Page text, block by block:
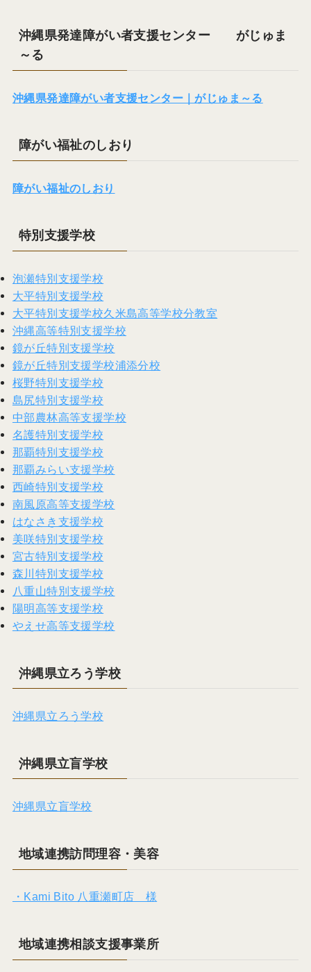
沖縄県発達障がい者支援センター がじゅま
～る
沖縄県発達障がい者支援センター｜がじゅま～る
障がい福祉のしおり
障がい福祉のしおり
特別支援学校
泡瀬特別支援学校
大平特別支援学校
大平特別支援学校久米島高等学校分教室
沖縄高等特別支援学校
鏡が丘特別支援学校
鏡が丘特別支援学校浦添分校
桜野特別支援学校
島尻特別支援学校
中部農林高等支援学校
名護特別支援学校
那覇特別支援学校
那覇みらい支援学校
西崎特別支援学校
南風原高等支援学校
はなさき支援学校
美咲特別支援学校
宮古特別支援学校
森川特別支援学校
八重山特別支援学校
陽明高等支援学校
やえせ高等支援学校
沖縄県立ろう学校
沖縄県立ろう学校
沖縄県立盲学校
沖縄県立盲学校
地域連携訪問理容・美容
・Kami Bito 八重瀬町店 様
地域連携相談支援事業所